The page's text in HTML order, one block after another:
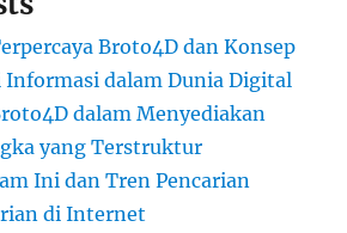
Broto4D dan Konsep
Informasi dalam Dunia Digital
dalam Menyediakan
yang Terstruktur
Ini dan Tren Pencarian
di Internet